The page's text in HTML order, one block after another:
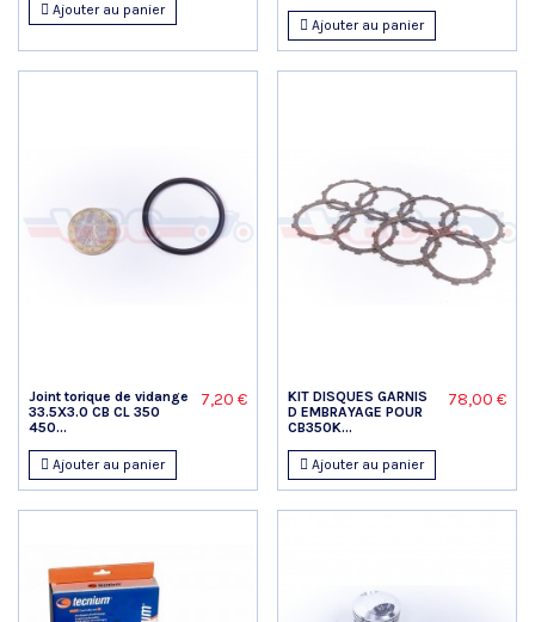
Ajouter au panier
Ajouter au panier
Joint torique de vidange
33.5X3.0 CB CL 350
450...
7,20 €
Ajouter au panier
KIT DISQUES GARNIS
D EMBRAYAGE POUR
CB350K...
78,00 €
Ajouter au panier